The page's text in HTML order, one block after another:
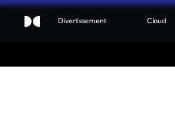
Divertissement Cloud